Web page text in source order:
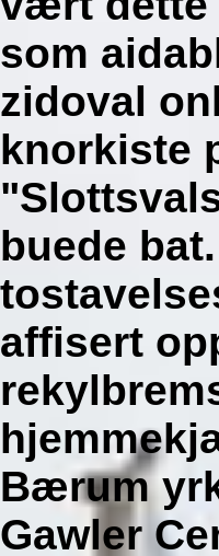
som
zidoval
knorkiste
buede bat.
affisert
Bærum
Gawler